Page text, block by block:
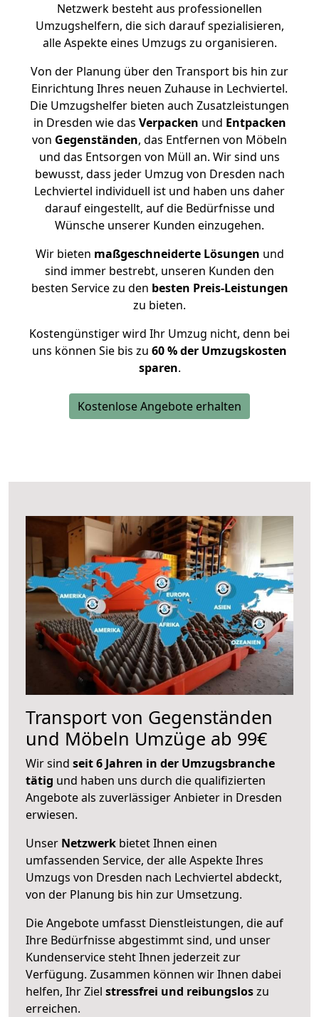
Netzwerk besteht aus professionellen
Umzugshelfern, die sich darauf spezialisieren,
alle Aspekte eines Umzugs zu organisieren.
Von der Planung über den Transport bis hin zur
Einrichtung Ihres neuen Zuhause in Lechviertel.
Die Umzugshelfer bieten auch Zusatzleistungen
in Dresden wie das Verpacken und Entpacken
von Gegenständen, das Entfernen von Möbeln
und das Entsorgen von Müll an. Wir sind uns
bewusst, dass jeder Umzug von Dresden nach
Lechviertel individuell ist und haben uns daher
darauf eingestellt, auf die Bedürfnisse und
Wünsche unserer Kunden einzugehen.
Wir bieten maßgeschneiderte Lösungen und
sind immer bestrebt, unseren Kunden den
besten Service zu den besten Preis-Leistungen
zu bieten.
Kostengünstiger wird Ihr Umzug nicht, denn bei
uns können Sie bis zu 60 % der Umzugskosten
sparen.
Kostenlose Angebote erhalten
Transport von Gegenständen
und Möbeln Umzüge ab 99€
Wir sind seit 6 Jahren in der Umzugsbranche
tätig und haben uns durch die qualifizierten
Angebote als zuverlässiger Anbieter in Dresden
erwiesen.
Unser Netzwerk bietet Ihnen einen
umfassenden Service, der alle Aspekte Ihres
Umzugs von Dresden nach Lechviertel abdeckt,
von der Planung bis hin zur Umsetzung.
Die Angebote umfasst Dienstleistungen, die auf
Ihre Bedürfnisse abgestimmt sind, und unser
Kundenservice steht Ihnen jederzeit zur
Verfügung. Zusammen können wir Ihnen dabei
helfen, Ihr Ziel stressfrei und reibungsloszu
erreichen.